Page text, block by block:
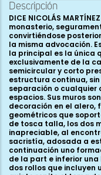
Descripción
DICE NICOLÁS
monasterio,
convirtiéndose
la misma advocación.
la principal es la única
exclusivamente de la
semicircular y corto
estructura continua,
separación o cualquier
espacios. Sus muros
decoración en el alero,
geométricos que
de tosca talla, los dos
inapreciable, al
sacristía, adosada a
continuación uno
de la part e inferior
dos rollos que incluyen